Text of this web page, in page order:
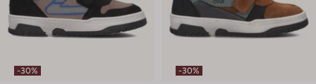
-30% -30%